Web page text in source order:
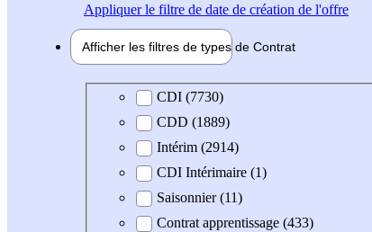
Appliquerle filtre de date de création de l'offre
Afficher les filtres de types de Contrat
Type de contratCDI (7730)
CDD (1889)
Intérim (2914)
CDI Intérimaire (1)
Saisonnier (11)
Contrat apprentissage (433)